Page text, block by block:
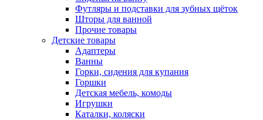
Футляры и подставки для зубных щёток
Шторы для ванной
Прочие товары
Детские товары
Адаптеры
Ванны
Горки, сидения для купания
Горшки
Детская мебель, комоды
Игрушки
Каталки, коляски